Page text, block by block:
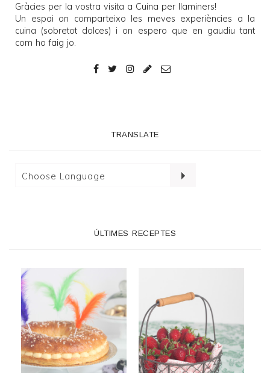
Gràcies per la vostra visita a Cuina per llaminers!
Un espai on comparteixo les meves experiències a la
cuina (sobretot dolces) i on espero que en gaudiu tant
com ho faig jo.
TRANSLATE
ÚLTIMES RECEPTES